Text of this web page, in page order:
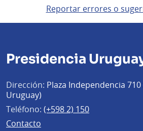
Reportar errores o
Presidencia
Dirección: Plaza Independencia
Uruguay)
Teléfono: (+598 2) 150
Contacto